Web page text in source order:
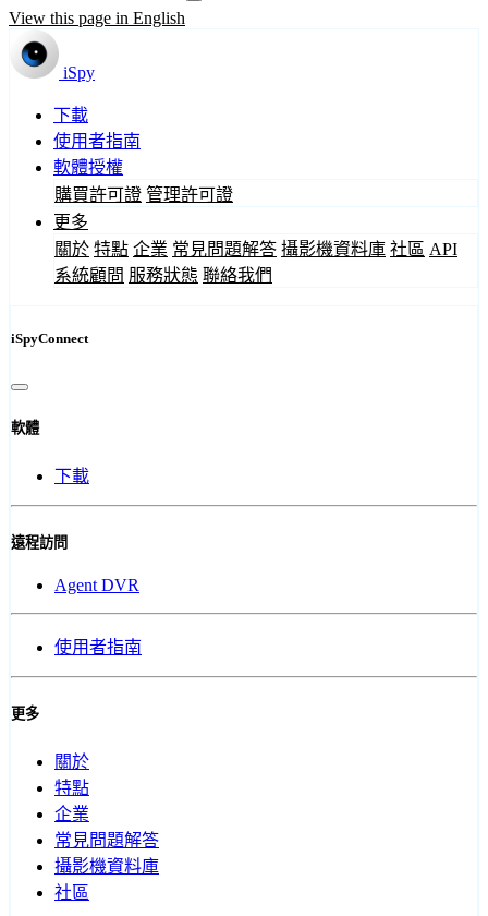
View this page in English
iSpy
下載
使用者指南
軟體授權
購買許可證 管理許可證
更多
關於 特點 企業 常見問題解答 攝影機資料庫 社區 API
系統顧問 服務狀態 聯絡我們
iSpyConnect
軟體
下載
遠程訪問
Agent DVR
使用者指南
更多
關於
特點
企業
常見問題解答
攝影機資料庫
社區